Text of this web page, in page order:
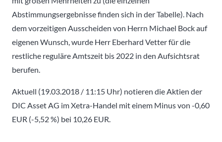
Abstimmungsergebnisse finden sich in der Tabelle). Nach
dem vorzeitigen Ausscheiden von Herrn Michael Bock auf
eigenen Wunsch, wurde Herr Eberhard Vetter für die
restliche reguläre Amtszeit bis 2022 in den Aufsichtsrat
berufen.
Aktuell (19.03.2018 / 11:15 Uhr) notieren die Aktien der
DIC Asset AG im Xetra-Handel mit einem Minus von -0,60
EUR (-5,52 %) bei 10,26 EUR.